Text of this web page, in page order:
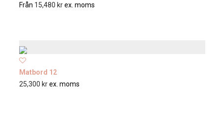
Från 15,480 krex. moms
Matbord 12
25,300 krex. moms